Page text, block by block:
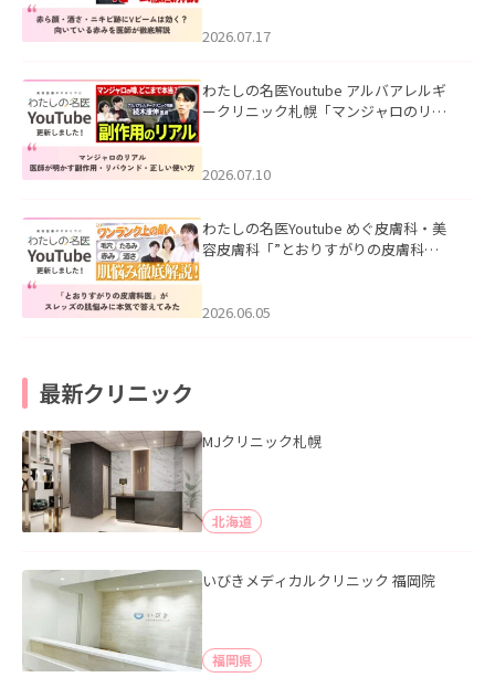
した。
2026.07.17
わたしの名医Youtube アルバアレルギ
ークリニック札幌「マンジャロのリア
た。
2026.07.10
わたしの名医Youtube めぐ皮膚科・美
容皮膚科「”とおりすがりの皮膚科
2026.06.05
最新クリニック
MJクリニック札幌
北海道
いびきメディカルクリニック 福岡院
福岡県